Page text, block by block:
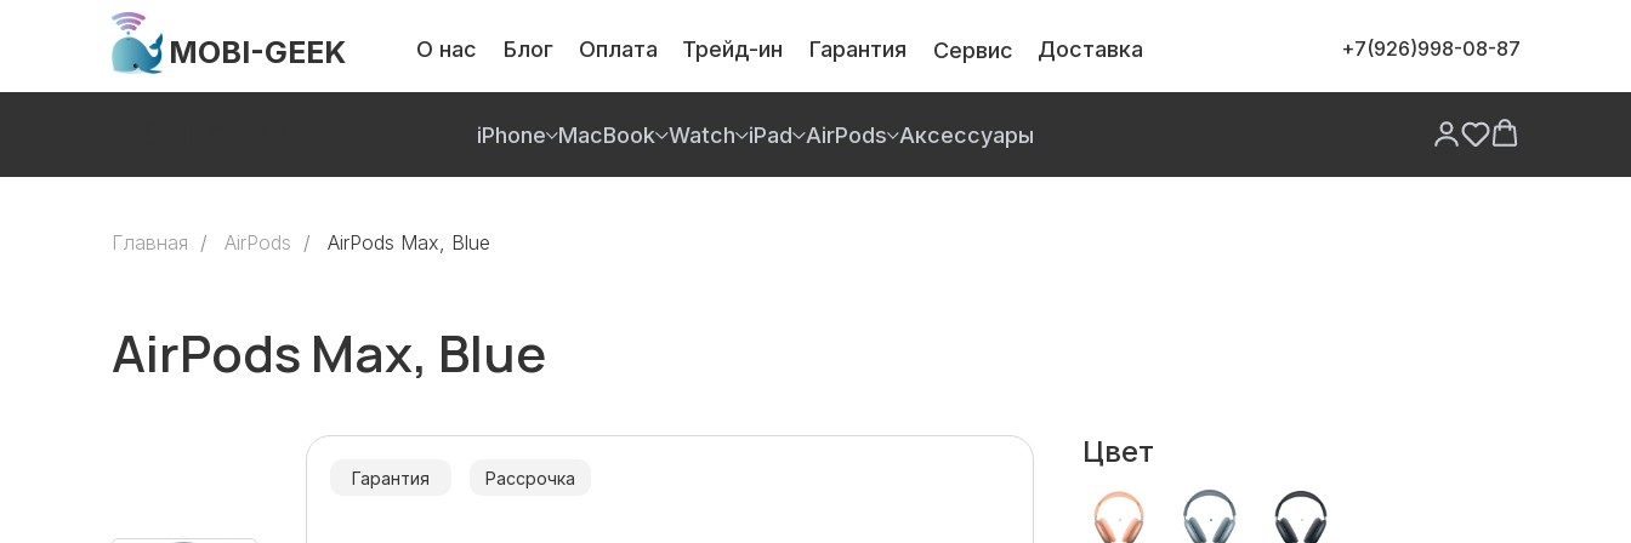
MOBI-GEEK Трейд-ин Доставка
Сервис
Гарантия
Оплата
Блог
О нас +7(926)998-08-87
iPhone MacBook Watch iPad AirPods Аксессуары
Главная / AirPods / AirPods Max, Blue
AirPods Max, Blue
Рассрочка
Гарантия
Цвет